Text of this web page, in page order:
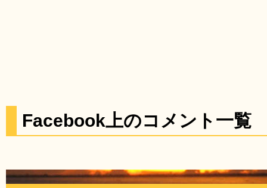
Facebook上のコメント一覧